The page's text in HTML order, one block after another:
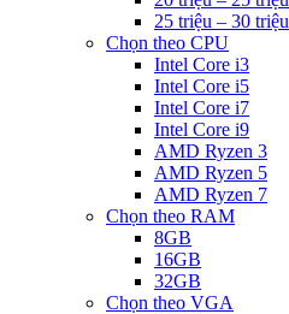
25 triệu – 30 triệu
Chọn theo CPU
Intel Core i3
Intel Core i5
Intel Core i7
Intel Core i9
AMD Ryzen 3
AMD Ryzen 5
AMD Ryzen 7
Chọn theo RAM
8GB
16GB
32GB
Chọn theo VGA